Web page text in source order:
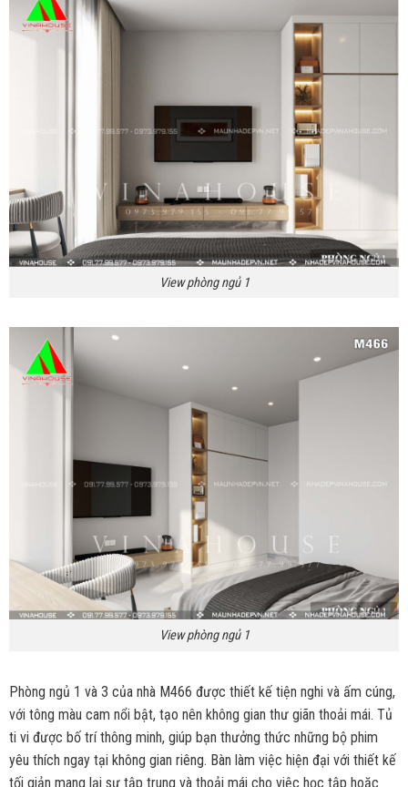
View phòng ngủ 1
View phòng ngủ 1
Phòng ngủ 1 và 3 của nhà M466 được thiết kế tiện nghi và ấm cúng,
với tông màu cam nổi bật, tạo nên không gian thư giãn thoải mái. Tủ
ti vi được bố trí thông minh, giúp bạn thưởng thức những bộ phim
yêu thích ngay tại không gian riêng. Bàn làm việc hiện đại với thiết kế
tối giản mang lại sự tập trung và thoải mái cho việc học tập hoặc